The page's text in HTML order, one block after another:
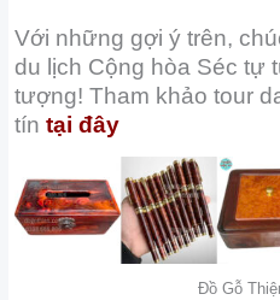
Với những gợi ý trên,
du lịch Cộng hòa Séc tự
tượng! Tham khảo tour
tín tại đây
Đồ Gỗ